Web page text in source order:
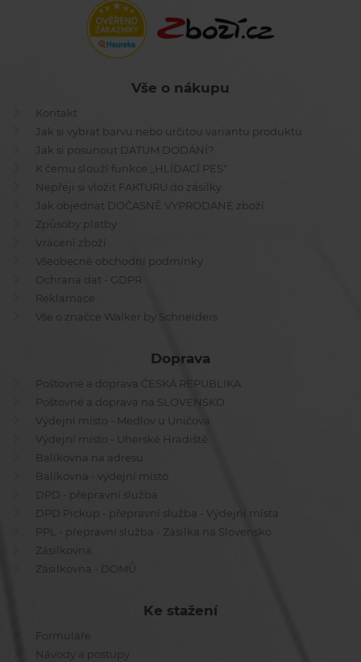
Vše o nákupu
Kontakt
Jak si vybrat barvu nebo určitou variantu produktu
Jak si posunout DATUM DODÁNÍ?
K čemu slouží funkce ,,HLÍDACÍ PES"
Nepřeji si vložit FAKTURU do zásilky
Jak objednat DOČASNĚ VYPRODANÉ zboží
Způsoby platby
Vrácení zboží
Všeobecné obchodní podmínky
Ochrana dat - GDPR
Reklamace
Vše o značce Walker by Schneiders
Doprava
Poštovné a doprava ČESKÁ REPUBLIKA
Poštovné a doprava na SLOVENSKO
Výdejní místo - Medlov u Uničova
Výdejní místo - Uherské Hradiště
Balíkovna na adresu
Balíkovna - výdejní místo
DPD - přepravní služba
DPD Pickup - přepravní služba - Výdejní místa
PPL - přepravní služba - Zásilka na Slovensko
Zásilkovna
Zásilkovna - DOMŮ
Ke stažení
Formuláře
Návody a postupy